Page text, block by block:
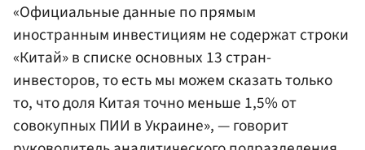
«Официальные данные по прямым
иностранным инвестициям не содержат строки
«Китай» в списке основных 13 стран-
инвесторов, то есть мы можем сказать только
то, что доля Китая точно меньше 1,5% от
совокупных ПИИ в Украине», — говорит